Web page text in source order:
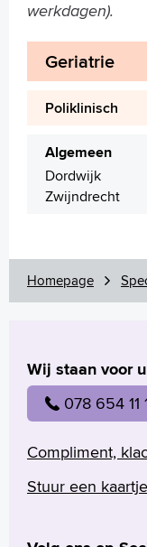
Français
Polski
werkdagen).
Geriatrie
Poliklinisch
Algemeen
Dordwijk
Zwijndrecht
Homepage
Wij staan voor
078 654 11
Compliment,
Stuur een